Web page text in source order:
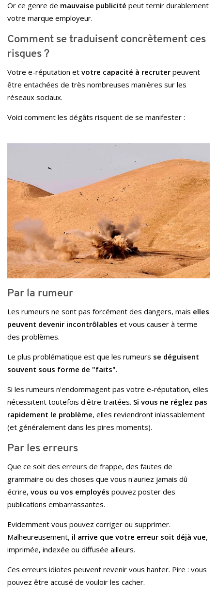
Or ce genre de mauvaise publicité peut ternir durablement
votre marque employeur.
Comment se traduisent concrètement ces
risques ?
Votre e-réputation et votre capacité à recruter peuvent
être entachées de très nombreuses manières sur les
réseaux sociaux.
Voici comment les dégâts risquent de se manifester :
Par la rumeur
Les rumeurs ne sont pas forcément des dangers, mais elles
peuvent devenir incontrôlables et vous causer à terme
des problèmes.
Le plus problématique est que les rumeurs se déguisent
souvent sous forme de "faits".
Si les rumeurs n'endommagent pas votre e-réputation, elles
nécessitent toutefois d'être traitées. Si vous ne réglez pas
rapidement le problème, elles reviendront inlassablement
(et généralement dans les pires moments).
Par les erreurs
Que ce soit des erreurs de frappe, des fautes de
grammaire ou des choses que vous n'auriez jamais dû
écrire, vous ou vos employés pouvez poster des
publications embarrassantes.
Evidemment vous pouvez corriger ou supprimer.
Malheureusement, il arrive que votre erreur soit déjà vue,
imprimée, indexée ou diffusée ailleurs.
Ces erreurs idiotes peuvent revenir vous hanter. Pire : vous
pouvez être accusé de vouloir les cacher.